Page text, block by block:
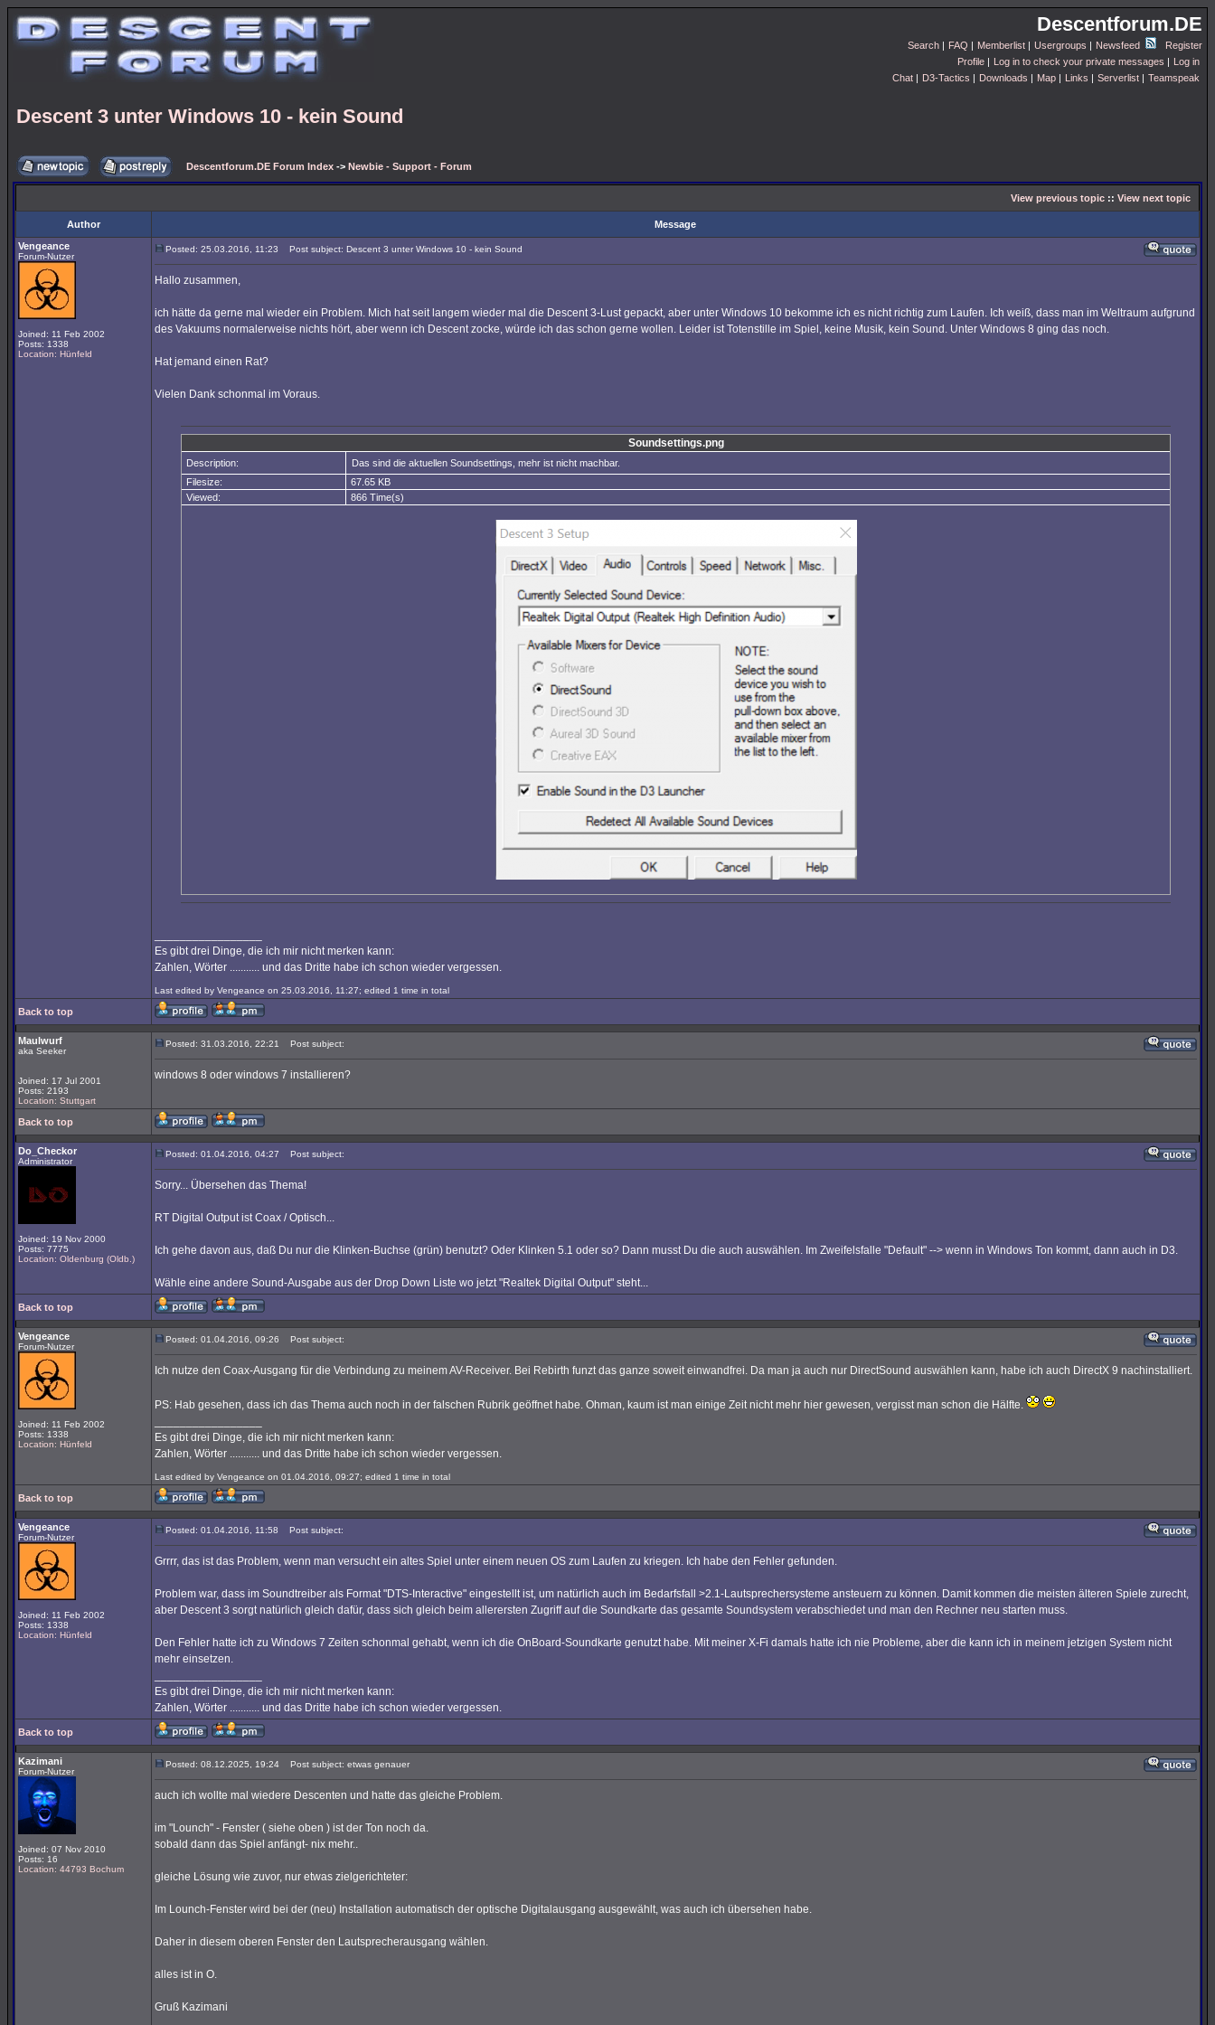
Descentforum.DE
Search | FAQ | Memberlist | Usergroups | Newsfeed
Register
Profile | Log in to check your private messages | Log in
Chat | D3-Tactics | Downloads | Map | Links | Serverlist | Teamspeak
Descent 3 unter Windows 10 - kein Sound
Descentforum.DE Forum Index -> Newbie - Support - Forum
View previous topic :: View next topic
Author
Message
Vengeance
Forum-Nutzer
Joined: 11 Feb 2002
Posts: 1338
Location: Hünfeld
Posted: 25.03.2016, 11:23 Post subject: Descent 3 unter Windows 10 - kein Sound
Hallo zusammen,
ich hätte da gerne mal wieder ein Problem. Mich hat seit langem wieder mal die Descent 3-Lust gepackt, aber unter Windows 10 bekomme ich es nicht richtig zum Laufen. Ich weiß, dass man im Weltraum aufgrund
des Vakuums normalerweise nichts hört, aber wenn ich Descent zocke, würde ich das schon gerne wollen. Leider ist Totenstille im Spiel, keine Musik, kein Sound. Unter Windows 8 ging das noch.
Hat jemand einen Rat?
Vielen Dank schonmal im Voraus.
Soundsettings.png
Description:
Das sind die aktuellen Soundsettings, mehr ist nicht machbar.
Filesize:
67.65 KB
Viewed:
866 Time(s)
Es gibt drei Dinge, die ich mir nicht merken kann:
Zahlen, Wörter ........... und das Dritte habe ich schon wieder vergessen.
Last edited by Vengeance on 25.03.2016, 11:27; edited 1 time in total
Back to top
Maulwurf
aka Seeker
Joined: 17 Jul 2001
Posts: 2193
Location: Stuttgart
Posted: 31.03.2016, 22:21 Post subject:
windows 8 oder windows 7 installieren?
Back to top
Do_Checkor
Administrator
Joined: 19 Nov 2000
Posts: 7775
Location: Oldenburg (Oldb.)
Posted: 01.04.2016, 04:27 Post subject:
Sorry... Übersehen das Thema!
RT Digital Output ist Coax / Optisch...
Ich gehe davon aus, daß Du nur die Klinken-Buchse (grün) benutzt? Oder Klinken 5.1 oder so? Dann musst Du die auch auswählen. Im Zweifelsfalle "Default" --> wenn in Windows Ton kommt, dann auch in D3.
Wähle eine andere Sound-Ausgabe aus der Drop Down Liste wo jetzt "Realtek Digital Output" steht...
Back to top
Vengeance
Forum-Nutzer
Joined: 11 Feb 2002
Posts: 1338
Location: Hünfeld
Posted: 01.04.2016, 09:26 Post subject:
Ich nutze den Coax-Ausgang für die Verbindung zu meinem AV-Receiver. Bei Rebirth funzt das ganze soweit einwandfrei. Da man ja auch nur DirectSound auswählen kann, habe ich auch DirectX 9 nachinstalliert.
PS: Hab gesehen, dass ich das Thema auch noch in der falschen Rubrik geöffnet habe. Ohman, kaum ist man einige Zeit nicht mehr hier gewesen, vergisst man schon die Hälfte.
Es gibt drei Dinge, die ich mir nicht merken kann:
Zahlen, Wörter ........... und das Dritte habe ich schon wieder vergessen.
Last edited by Vengeance on 01.04.2016, 09:27; edited 1 time in total
Back to top
Vengeance
Forum-Nutzer
Joined: 11 Feb 2002
Posts: 1338
Location: Hünfeld
Posted: 01.04.2016, 11:58 Post subject:
Grrrr, das ist das Problem, wenn man versucht ein altes Spiel unter einem neuen OS zum Laufen zu kriegen. Ich habe den Fehler gefunden.
Problem war, dass im Soundtreiber als Format "DTS-Interactive" eingestellt ist, um natürlich auch im Bedarfsfall >2.1-Lautsprechersysteme ansteuern zu können. Damit kommen die meisten älteren Spiele zurecht,
aber Descent 3 sorgt natürlich gleich dafür, dass sich gleich beim allerersten Zugriff auf die Soundkarte das gesamte Soundsystem verabschiedet und man den Rechner neu starten muss.
Den Fehler hatte ich zu Windows 7 Zeiten schonmal gehabt, wenn ich die OnBoard-Soundkarte genutzt habe. Mit meiner X-Fi damals hatte ich nie Probleme, aber die kann ich in meinem jetzigen System nicht
mehr einsetzen.
Es gibt drei Dinge, die ich mir nicht merken kann:
Zahlen, Wörter ........... und das Dritte habe ich schon wieder vergessen.
Back to top
Kazimani
Forum-Nutzer
Joined: 07 Nov 2010
Posts: 16
Location: 44793 Bochum
Posted: 08.12.2025, 19:24 Post subject: etwas genauer
auch ich wollte mal wiedere Descenten und hatte das gleiche Problem.
im "Lounch" - Fenster ( siehe oben ) ist der Ton noch da.
sobald dann das Spiel anfängt- nix mehr..
gleiche Lösung wie zuvor, nur etwas zielgerichteter:
Im Lounch-Fenster wird bei der (neu) Installation automatisch der optische Digitalausgang ausgewählt, was auch ich übersehen habe.
Daher in diesem oberen Fenster den Lautsprecherausgang wählen.
alles ist in O.
Gruß Kazimani